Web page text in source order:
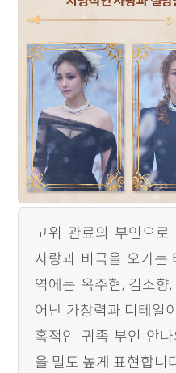
고위 관료의 부인으
사랑과 비극을 오가는
역에는 옥주현, 김소향
어난 가창력과 디테일
혹적인 귀족 부인 안
을 밀도 높게 표현합니